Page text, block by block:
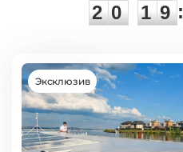
2 0
1 9 :
Эксклюзив